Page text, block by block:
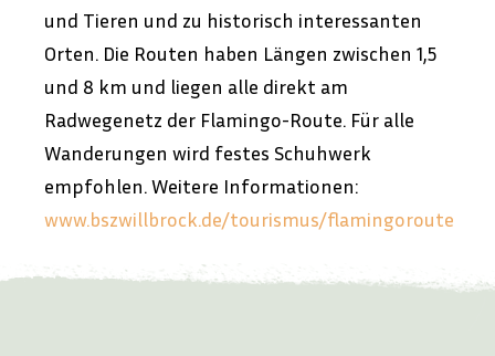
und Tieren und zu historisch interessanten
Orten. Die Routen haben Längen zwischen 1,5
und 8 km und liegen alle direkt am
Radwegenetz der Flamingo-Route. Für alle
Wanderungen wird festes Schuhwerk
empfohlen. Weitere Informationen:
www.bszwillbrock.de/tourismus/flamingoroute